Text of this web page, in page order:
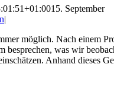
15. September
|
möglich. Nach einem
besprechen, was wir
Anhand dieses